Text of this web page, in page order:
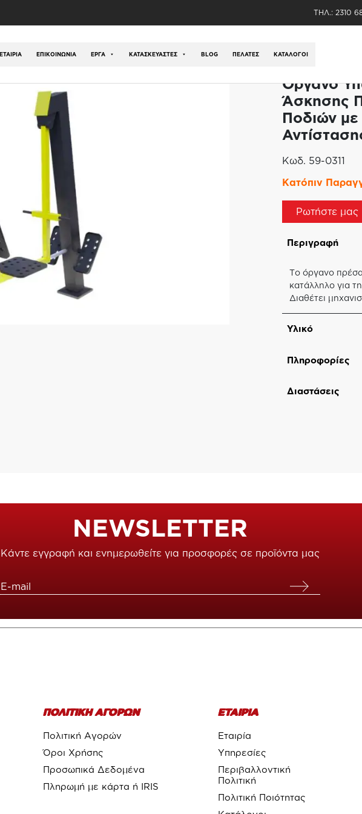
ΤΗΛ.: 2310
ΕΤΑΙΡΊΑ ΕΠΙΚΟΙΝΩΝΊΑ ΕΡΓΑ ΚΑΤΑΣΚΕΥΑΣΤΕΣ BLOG ΠΕΛΑΤΕΣ ΚΑΤΆΛΟΓΟΙ
Όργανο
Άσκησης
Ποδιών
Κωδ. 59-0311
Κατόπιν
Ρωτήστε μας
Περιγραφή
Το όργανο
κατάλληλο για
Διαθέτει
Υλικό
Πληροφορίες
Διαστάσεις
NEWSLETTER
Κάντε εγγραφή και ενημερωθείτε για προσφορές σε προϊόντα μας
ΠΟΛΙΤΙΚΗ ΑΓΟΡΩΝ
Πολιτική Αγορών
Όροι Χρήσης
Προσωπικά Δεδομένα
Πληρωμή με κάρτα ή IRIS
ΕΤΑΙΡΙΑ
Εταιρία
Υπηρεσίες
Περιβαλλοντική
Πολιτική
Πολιτική Ποιότητας